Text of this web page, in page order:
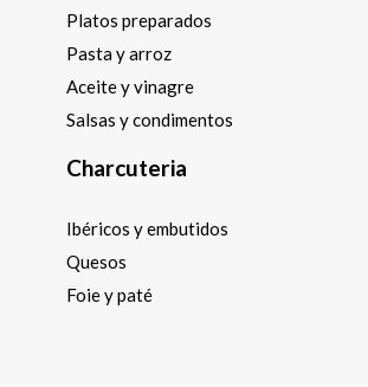
Platos preparados
Pasta y arroz
Aceite y vinagre
Salsas y condimentos
Charcuteria
Ibéricos y embutidos
Quesos
Foie y paté